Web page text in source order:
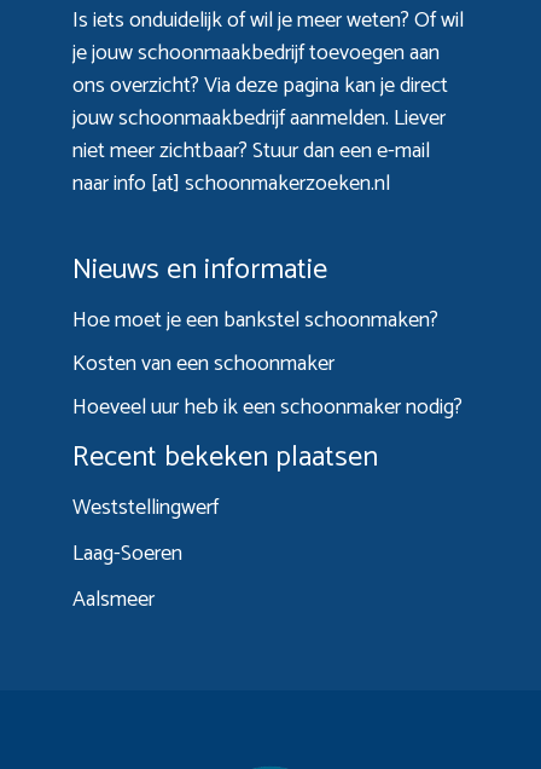
Is iets onduidelijk of wil je meer weten? Of wil
je jouw schoonmaakbedrijf toevoegen aan
ons overzicht? Viadeze paginakan je direct
jouw schoonmaakbedrijf aanmelden. Liever
niet meer zichtbaar? Stuur dan een e-mail
naar info [at] schoonmakerzoeken.nl
Nieuws en informatie
Hoe moet je een bankstel schoonmaken?
Kosten van een schoonmaker
Hoeveel uur heb ik een schoonmaker nodig?
Recent bekeken plaatsen
Weststellingwerf
Laag-Soeren
Aalsmeer